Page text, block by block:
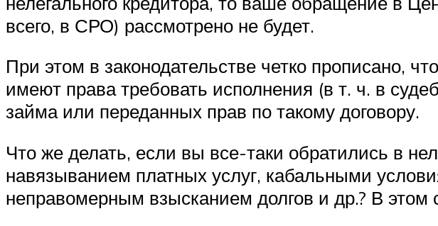
всего, в СРО) рассмотрено не будет.
При этом в законодательстве четко прописано,
имеют права требовать исполнения (в т. ч. в
займа или переданных прав по такому договору.
Что же делать, если вы все-таки обратились в
навязыванием платных услуг, кабальными
неправомерным взысканием долгов и др.? В этом